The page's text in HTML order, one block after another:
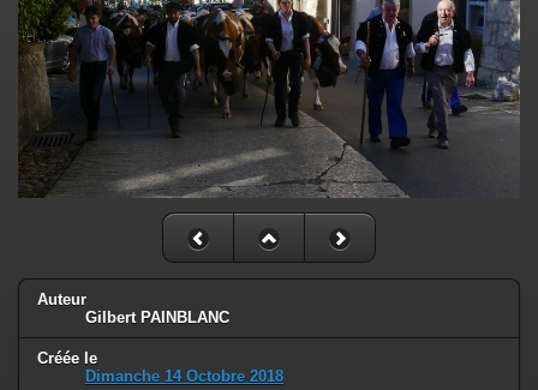
Auteur
Gilbert PAINBLANC
Créée le
Dimanche 14 Octobre 2018